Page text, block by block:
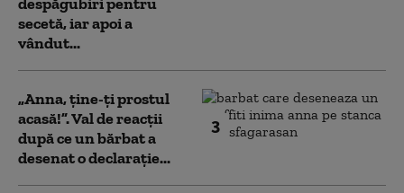
secetă, iar apoi a
vândut...
3
„Anna, ţine-ţi prostul
acasă!”. Val de reacții
după ce un bărbat a
desenat o declarație...